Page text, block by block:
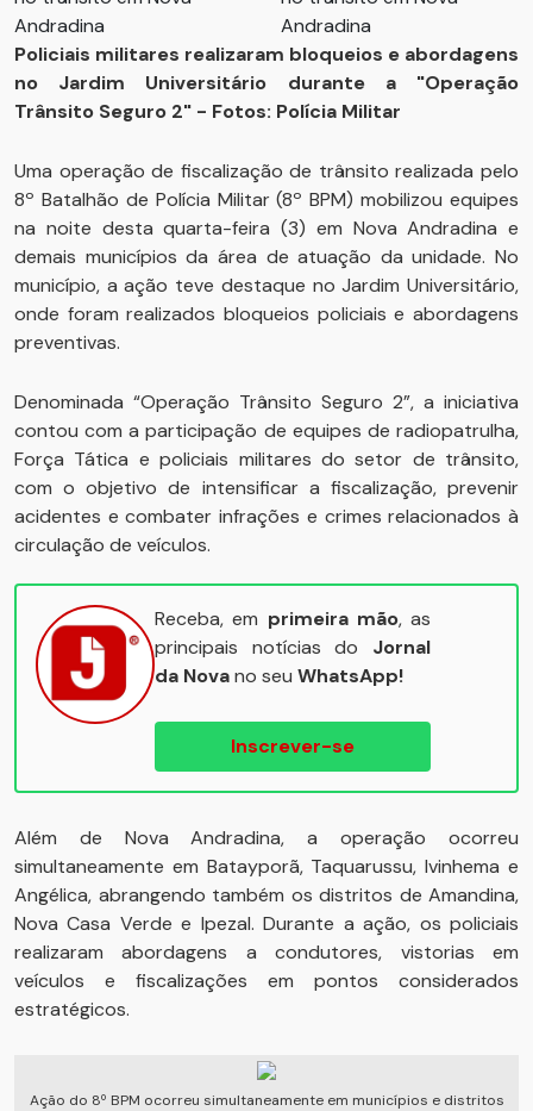
Policiais militares realizaram bloqueios e abordagens
no Jardim Universitário durante a "Operação
Trânsito Seguro 2" - Fotos: Polícia Militar
Uma operação de fiscalização de trânsito realizada pelo
8º Batalhão de Polícia Militar (8º BPM) mobilizou equipes
na noite desta quarta-feira (3) em Nova Andradina e
demais municípios da área de atuação da unidade. No
município, a ação teve destaque no Jardim Universitário,
onde foram realizados bloqueios policiais e abordagens
preventivas.
Denominada “Operação Trânsito Seguro 2”, a iniciativa
contou com a participação de equipes de radiopatrulha,
Força Tática e policiais militares do setor de trânsito,
com o objetivo de intensificar a fiscalização, prevenir
acidentes e combater infrações e crimes relacionados à
circulação de veículos.
Receba, em primeira mão, as
principais notícias do Jornal
da Novano seu WhatsApp!
Inscrever-se
Além de Nova Andradina, a operação ocorreu
simultaneamente em Batayporã, Taquarussu, Ivinhema e
Angélica, abrangendo também os distritos de Amandina,
Nova Casa Verde e Ipezal. Durante a ação, os policiais
realizaram abordagens a condutores, vistorias em
veículos e fiscalizações em pontos considerados
estratégicos.
Ação do 8º BPM ocorreu simultaneamente em municípios e distritos